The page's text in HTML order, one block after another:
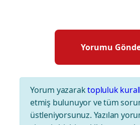
Yorum yazaraktopluluk
etmiş bulunuyor ve tüm
üstleniyorsunuz. Yazılan